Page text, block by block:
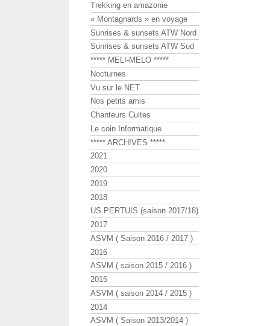
Trekking en amazonie
« Montagnards » en voyage
Sunrises & sunsets ATW Nord
Sunrises & sunsets ATW Sud
***** MELI-MELO *****
Nocturnes
Vu sur le NET
Nos petits amis
Chanteurs Cultes
Le coin Informatique
***** ARCHIVES *****
2021
2020
2019
2018
US PERTUIS (saison 2017/18)
2017
ASVM ( Saison 2016 / 2017 )
2016
ASVM ( saison 2015 / 2016 )
2015
ASVM ( saison 2014 / 2015 )
2014
ASVM ( Saison 2013/2014 )